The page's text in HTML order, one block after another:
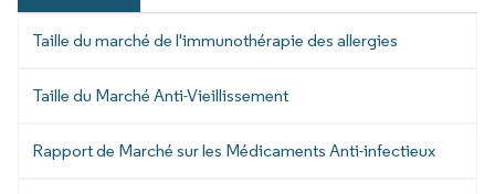
Taille du marché de l'immunothérapie des allergies
Taille du Marché Anti-Vieillissement
Rapport de Marché sur les Médicaments Anti-infectieux